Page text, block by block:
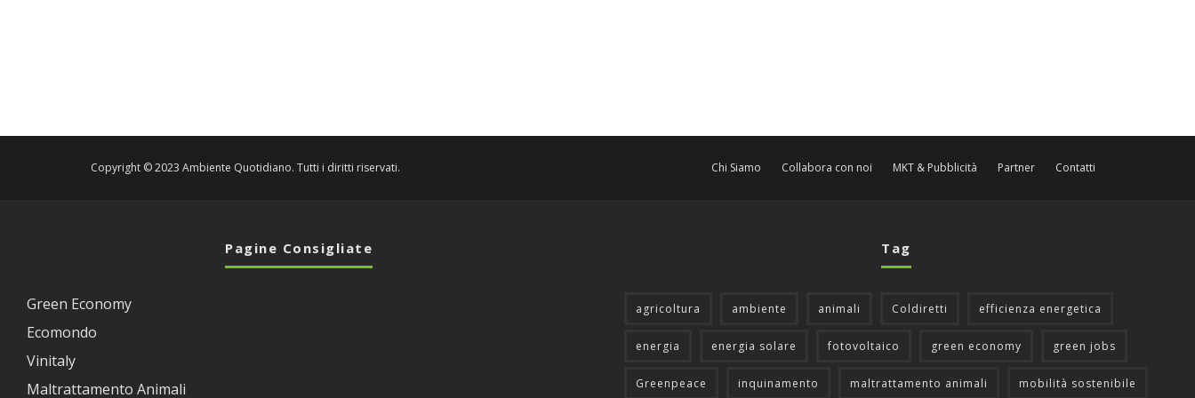
Copyright © 2023 Ambiente Quotidiano. Tutti i diritti riservati. Chi Siamo Collabora con noi MKT & Pubblicità Partner Contatti
Pagine Consigliate
Green Economy
Ecomondo
Vinitaly
Maltrattamento Animali
Tag
agricoltura ambiente animali Coldiretti efficienza energetica
energia energia solare fotovoltaico green economy green jobs
Greenpeace inquinamento maltrattamento animali mobilità sostenibile